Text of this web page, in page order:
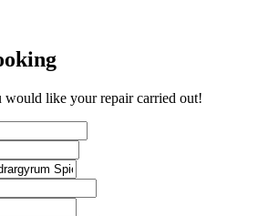
would like your repair carried out!